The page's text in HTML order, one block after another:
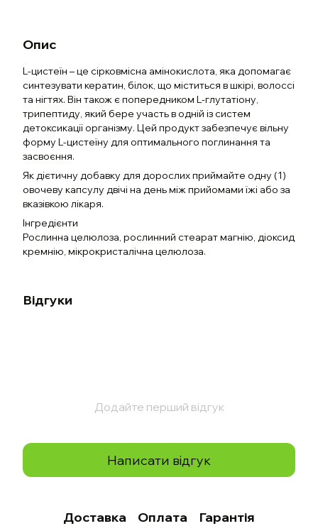
Опис
L-цистеїн – це сірковмісна амінокислота, яка допомагає
синтезувати кератин, білок, що міститься в шкірі, волоссі
та нігтях. Він також є попередником L-глутатіону,
трипептиду, який бере участь в одній із систем
детоксикації організму. Цей продукт забезпечує вільну
форму L-цистеїну для оптимального поглинання та
засвоєння.
Як дієтичну добавку для дорослих приймайте одну (1)
овочеву капсулу двічі на день між прийомами їжі або за
вказівкою лікаря.
Інгредієнти
Рослинна целюлоза, рослинний стеарат магнію, діоксид
кремнію, мікрокристалічна целюлоза.
Відгуки
Додайте перший відгук
Написати відгук
Доставка Оплата Гарантія